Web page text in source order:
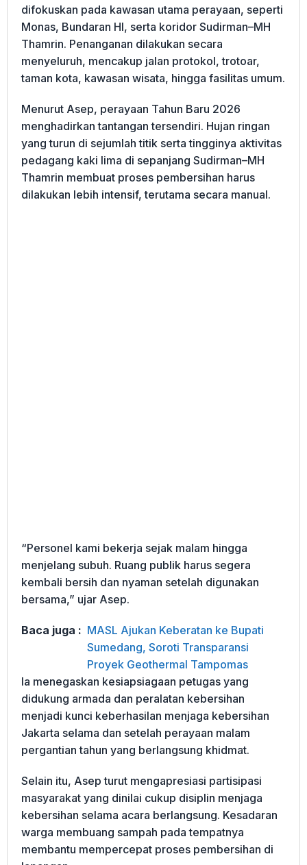
difokuskan pada kawasan utama perayaan, seperti
Monas, Bundaran HI, serta koridor Sudirman–MH
Thamrin. Penanganan dilakukan secara
menyeluruh, mencakup jalan protokol, trotoar,
taman kota, kawasan wisata, hingga fasilitas umum.
Menurut Asep, perayaan Tahun Baru 2026
menghadirkan tantangan tersendiri. Hujan ringan
yang turun di sejumlah titik serta tingginya aktivitas
pedagang kaki lima di sepanjang Sudirman–MH
Thamrin membuat proses pembersihan harus
dilakukan lebih intensif, terutama secara manual.
“Personel kami bekerja sejak malam hingga
menjelang subuh. Ruang publik harus segera
kembali bersih dan nyaman setelah digunakan
bersama,” ujar Asep.
Baca juga : MASL Ajukan Keberatan ke Bupati
Sumedang, Soroti Transparansi
Proyek Geothermal Tampomas
Ia menegaskan kesiapsiagaan petugas yang
didukung armada dan peralatan kebersihan
menjadi kunci keberhasilan menjaga kebersihan
Jakarta selama dan setelah perayaan malam
pergantian tahun yang berlangsung khidmat.
Selain itu, Asep turut mengapresiasi partisipasi
masyarakat yang dinilai cukup disiplin menjaga
kebersihan selama acara berlangsung. Kesadaran
warga membuang sampah pada tempatnya
membantu mempercepat proses pembersihan di